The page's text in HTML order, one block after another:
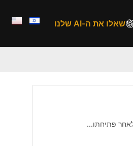
שאלו את ה-AI שלנו
5/23...